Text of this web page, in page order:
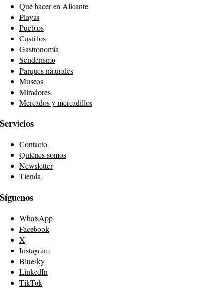
Qué hacer en Alicante
Playas
Pueblos
Castillos
Gastronomía
Senderismo
Parques naturales
Museos
Miradores
Mercados y mercadillos
Servicios
Contacto
Quiénes somos
Newsletter
Tienda
Síguenos
WhatsApp
Facebook
X
Instagram
Bluesky
LinkedIn
TikTok